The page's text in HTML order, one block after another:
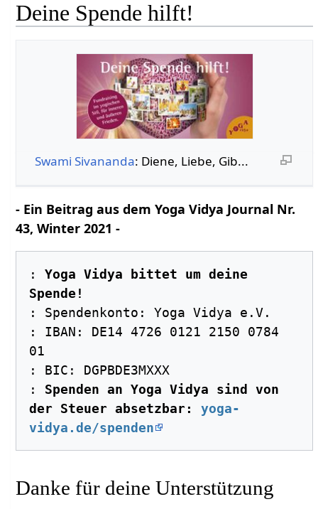
Deine Spende hilft!
Swami Sivananda: Diene, Liebe, Gib...
- Ein Beitrag aus dem Yoga Vidya Journal Nr.
43, Winter 2021 -
: Yoga Vidya bittet um deine
Spende!
: Spendenkonto: Yoga Vidya e.V.
: IBAN: DE14 4726 0121 2150 0784
01
: BIC: DGPBDE3MXXX
: Spenden an Yoga Vidya sind von
der Steuer absetzbar: yoga-
vidya.de/spenden
Danke für deine Unterstützung